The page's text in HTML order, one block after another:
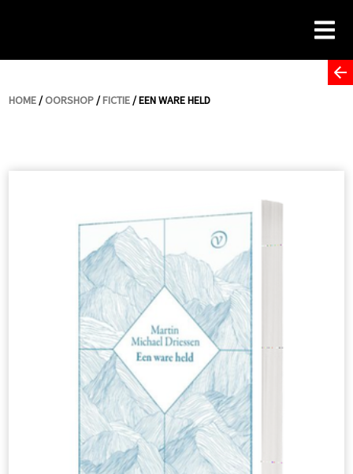
HOME/OORSHOP/FICTIE/ EEN WARE HELD